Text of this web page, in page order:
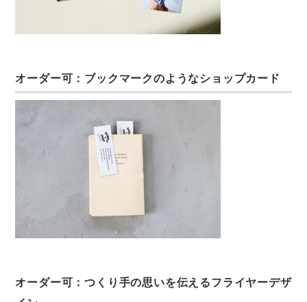
オーダー可：ブックマークのようなショップカード
オーダー可：つくり手の思いを伝えるフライヤーデザ